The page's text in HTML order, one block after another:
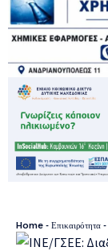
Home - Επικαιρότητα -